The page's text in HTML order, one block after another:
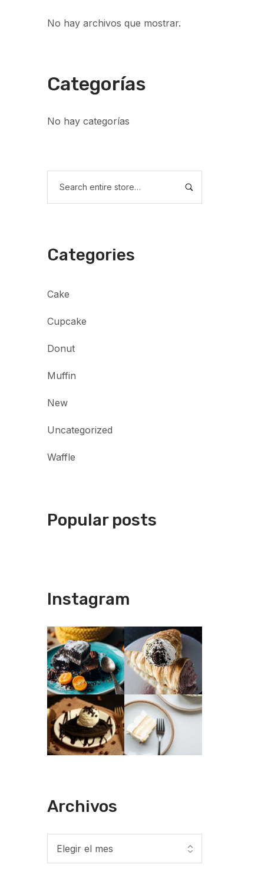
No hay archivos que mostrar.
Categorías
No hay categorías
Categories
Cake
Cupcake
Donut
Muffin
New
Uncategorized
Waffle
Popular posts
Instagram
Archivos